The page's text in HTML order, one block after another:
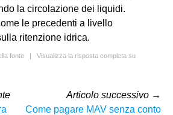
la circolazione dei liquidi.
le precedenti a livello
ritenzione idrica.
fonte | Visualizza la risposta completa su
Articolo successivo →
Come pagare MAV senza conto